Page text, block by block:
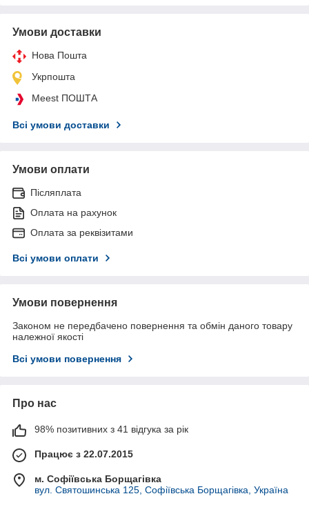
Умови доставки
Нова Пошта
Укрпошта
Meest ПОШТА
Всі умови доставки
Умови оплати
Післяплата
Оплата на рахунок
Оплата за реквізитами
Всі умови оплати
Умови повернення
Законом не передбачено повернення та обмін даного товару
належної якості
Всі умови повернення
Про нас
98% позитивних з 41 відгука за рік
Працює з 22.07.2015
м. Софіївська Борщагівка
вул. Святошинська 125, Софіївська Борщагівка, Україна